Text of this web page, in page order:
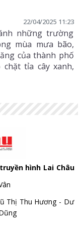
22/04/2025 11:23
những trường
mùa mưa bão,
của thành phố
tỉa cây xanh,
hình Lai Châu
Thị Thu Hương - Dư